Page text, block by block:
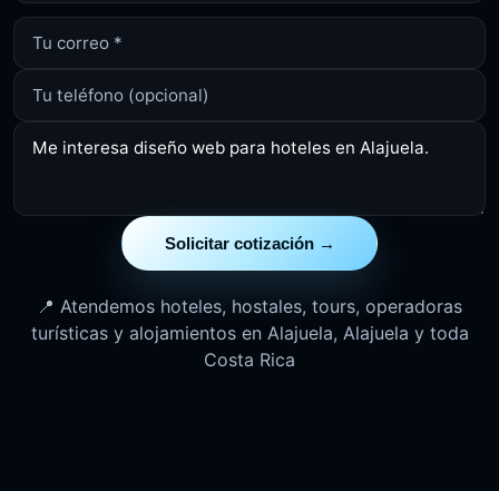
Solicitar cotización →
📍 Atendemos hoteles, hostales, tours, operadoras
turísticas y alojamientos en Alajuela, Alajuela y toda
Costa Rica